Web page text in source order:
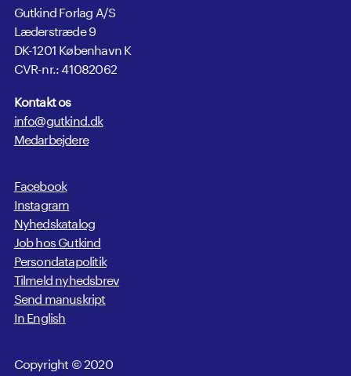
Gutkind Forlag A/S
Læderstræde 9
DK-1201 København K
CVR-nr.: 41082062
Kontakt os
info@gutkind.dk
Medarbejdere
Facebook
Instagram
Nyhedskatalog
Job hos Gutkind
Persondatapolitik
Tilmeld nyhedsbrev
Send manuskript
In English
Copyright © 2020